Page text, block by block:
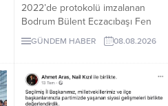
2022’de protokolü imzalanan
Bodrum Bülent Eczacıbaşı Fen
Lisesi için dört yıl sonra hâlâ proje
süreci görüşülüyor. Okulun ne
kabul edeceği belirsiz.
GÜNDEM HABER 08.08.2026